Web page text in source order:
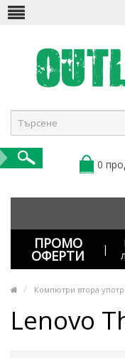
0
ПРОМО
ОФЕРТИ |
Компютри втора
Lenovo